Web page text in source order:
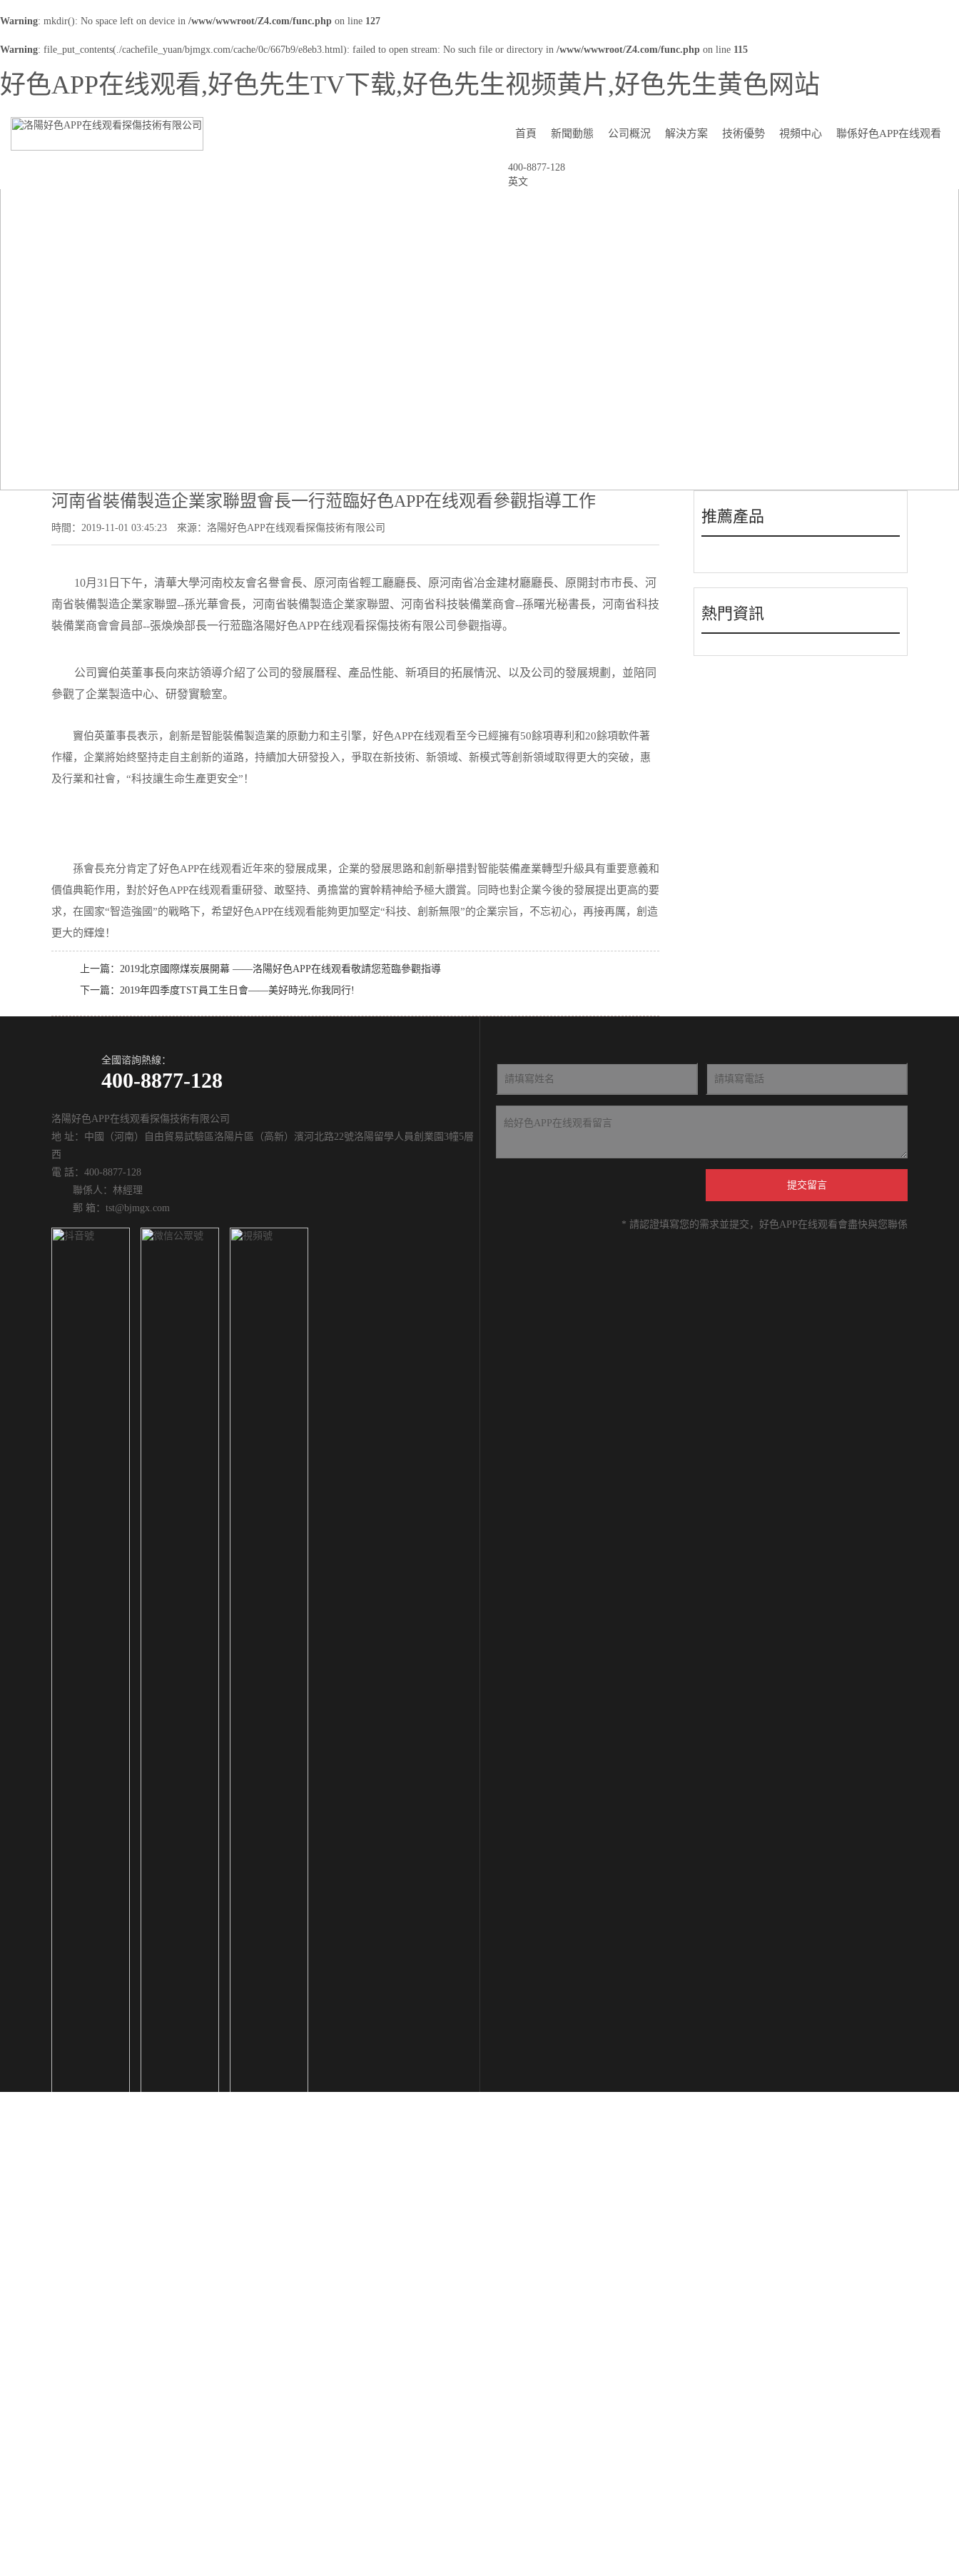
Warning: mkdir(): No space left on device in /www/wwwroot/Z4.com/func.php on line 127
Warning: file_put_contents(./cachefile_yuan/bjmgx.com/cache/0c/667b9/e8eb3.html): failed to open stream: No such file or directory in /www/wwwroot/Z4.com/func.php on line 115
好色APP在线观看,好色先生TV下载,好色先生视频黄片,好色先生黄色网站
首頁 新聞動態 公司概況 解決方案 技術優勢 視頻中心 聯係好色APP在线观看
400-8877-128
英文
河南省裝備製造企業家聯盟會長一行蒞臨好色APP在线观看參觀指導工作
時間：2019-11-01 03:45:23 來源：洛陽好色APP在线观看探傷技術有限公司
10月31日下午，清華大學河南校友會名譽會長、原河南省輕工廳廳長、原河南省冶金建材廳廳長、原開封市市長、河
南省裝備製造企業家聯盟--孫光華會長，河南省裝備製造企業家聯盟、河南省科技裝備業商會--孫曙光秘書長，河南省科技
裝備業商會會員部--張煥煥部長一行蒞臨洛陽好色APP在线观看探傷技術有限公司參觀指導。
公司竇伯英董事長向來訪領導介紹了公司的發展曆程、產品性能、新項目的拓展情況、以及公司的發展規劃，並陪同
參觀了企業製造中心、研發實驗室。
竇伯英董事長表示，創新是智能裝備製造業的原動力和主引擎，好色APP在线观看至今已經擁有50餘項專利和20餘項軟件著
作權，企業將始終堅持走自主創新的道路，持續加大研發投入，爭取在新技術、新領域、新模式等創新領域取得更大的突破，惠
及行業和社會，“科技讓生命生產更安全”！
孫會長充分肯定了好色APP在线观看近年來的發展成果，企業的發展思路和創新舉措對智能裝備產業轉型升級具有重要意義和
價值典範作用，對於好色APP在线观看重研發、敢堅持、勇擔當的實幹精神給予極大讚賞。同時也對企業今後的發展提出更高的要
求，在國家“智造強國”的戰略下，希望好色APP在线观看能夠更加堅定“科技、創新無限”的企業宗旨，不忘初心，再接再厲，創造
更大的輝煌！
上一篇： 2019北京國際煤炭展開幕 ——洛陽好色APP在线观看敬請您蒞臨參觀指導
下一篇： 2019年四季度TST員工生日會——美好時光,你我同行!
推薦產品
熱門資訊
全國谘詢熱線：
400-8877-128
洛陽好色APP在线观看探傷技術有限公司
地 址：中國（河南）自由貿易試驗區洛陽片區（高新）濱河北路22號洛陽留學人員創業園3幢5層
西
電 話：400-8877-128
聯係人：林經理
郵 箱：tst@bjmgx.com
提交留言
* 請認證填寫您的需求並提交，好色APP在线观看會盡快與您聯係